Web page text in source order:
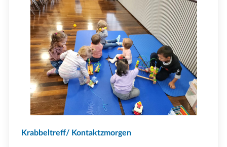
Krabbeltreff/ Kontaktzmorgen